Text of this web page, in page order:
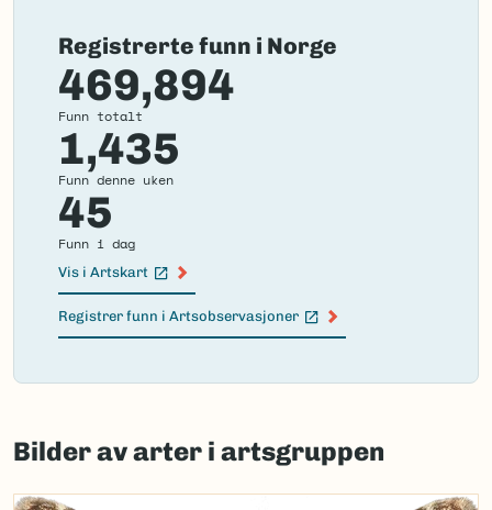
Registrerte funn i Norge
469,894
Funn totalt
1,435
Funn denne uken
45
Funn i dag
Vis i Artskart
(Ekstern lenke)
Registrer funn i Artsobservasjoner
(Ekstern lenke)
Failed
load
map.
Bilder av arter i artsgruppen